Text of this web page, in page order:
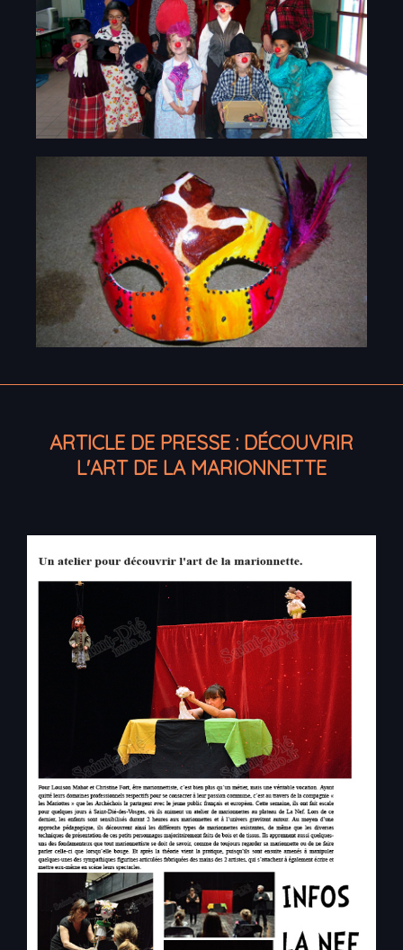
ARTICLE DE PRESSE : DÉCOUVRIR
L'ART DE LA MARIONNETTE